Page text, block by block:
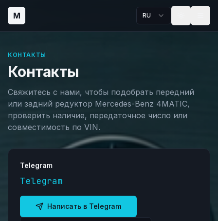
M RU
КОНТАКТЫ
Контакты
Свяжитесь с нами, чтобы подобрать передний
или задний редуктор Mercedes-Benz 4MATIC,
проверить наличие, передаточное число или
совместимость по VIN.
Telegram
Telegram
Написать в Telegram